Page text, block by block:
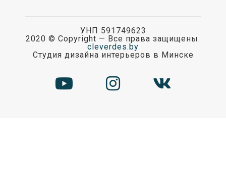
УНП 591749623
2020 © Copyright — Все права защищены.
cleverdes.by
Студия дизайна интерьеров в Минске